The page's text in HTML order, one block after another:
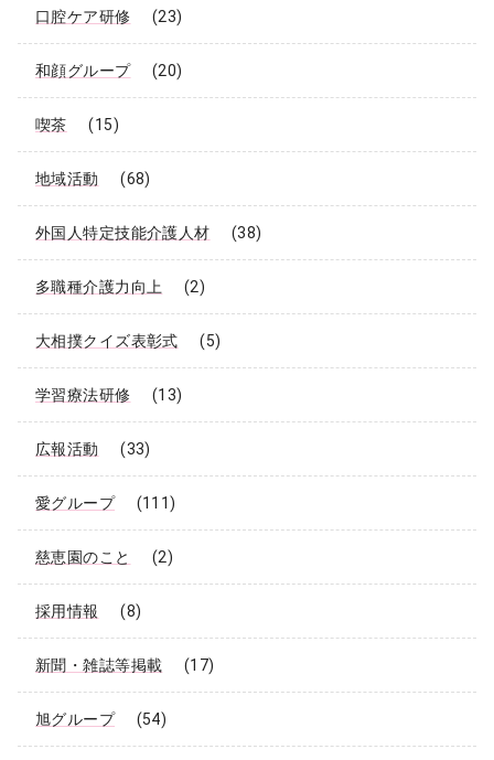
口腔ケア研修 (23)
和顔グループ (20)
喫茶 (15)
地域活動 (68)
外国人特定技能介護人材 (38)
多職種介護力向上 (2)
大相撲クイズ表彰式 (5)
学習療法研修 (13)
広報活動 (33)
愛グループ (111)
慈恵園のこと (2)
採用情報 (8)
新聞・雑誌等掲載 (17)
旭グループ (54)